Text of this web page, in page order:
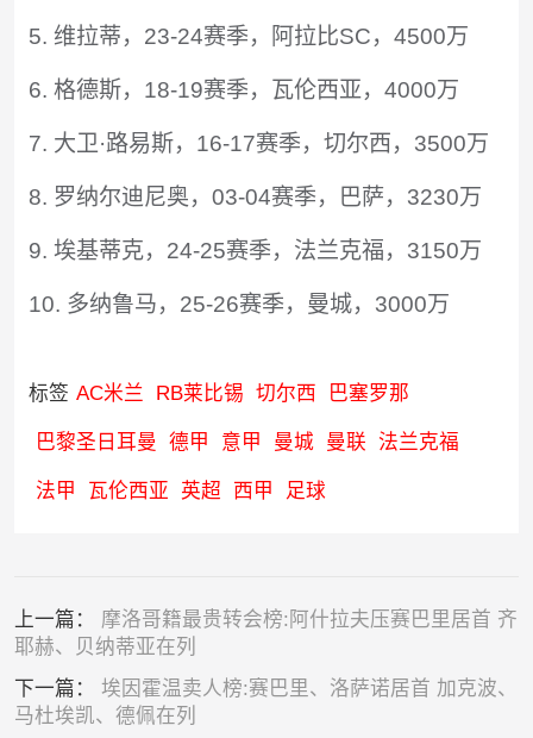
5. 维拉蒂，23-24赛季，阿拉比SC，4500万
6. 格德斯，18-19赛季，瓦伦西亚，4000万
7. 大卫·路易斯，16-17赛季，切尔西，3500万
8. 罗纳尔迪尼奥，03-04赛季，巴萨，3230万
9. 埃基蒂克，24-25赛季，法兰克福，3150万
10. 多纳鲁马，25-26赛季，曼城，3000万
标签 AC米兰 RB莱比锡 切尔西 巴塞罗那
巴黎圣日耳曼 德甲 意甲 曼城 曼联 法兰克福
法甲 瓦伦西亚 英超 西甲 足球
上一篇： 摩洛哥籍最贵转会榜:阿什拉夫压赛巴里居首 齐
耶赫、贝纳蒂亚在列
下一篇： 埃因霍温卖人榜:赛巴里、洛萨诺居首 加克波、
马杜埃凯、德佩在列